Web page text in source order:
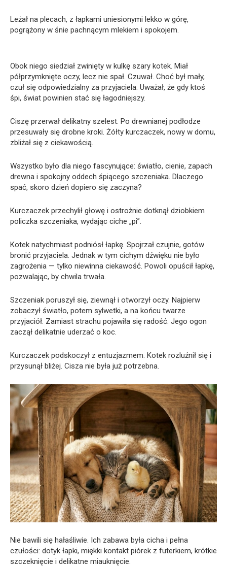
Leżał na plecach, z łapkami uniesionymi lekko w górę,
pogrążony w śnie pachnącym mlekiem i spokojem.
Obok niego siedział zwinięty w kulkę szary kotek. Miał
półprzymknięte oczy, lecz nie spał. Czuwał. Choć był mały,
czuł się odpowiedzialny za przyjaciela. Uważał, że gdy ktoś
śpi, świat powinien stać się łagodniejszy.
Ciszę przerwał delikatny szelest. Po drewnianej podłodze
przesuwały się drobne kroki. Żółty kurczaczek, nowy w domu,
zbliżał się z ciekawością.
Wszystko było dla niego fascynujące: światło, cienie, zapach
drewna i spokojny oddech śpiącego szczeniaka. Dlaczego
spać, skoro dzień dopiero się zaczyna?
Kurczaczek przechylił głowę i ostrożnie dotknął dziobkiem
policzka szczeniaka, wydając ciche „pi”.
Kotek natychmiast podniósł łapkę. Spojrzał czujnie, gotów
bronić przyjaciela. Jednak w tym cichym dźwięku nie było
zagrożenia — tylko niewinna ciekawość. Powoli opuścił łapkę,
pozwalając, by chwila trwała.
Szczeniak poruszył się, ziewnął i otworzył oczy. Najpierw
zobaczył światło, potem sylwetki, a na końcu twarze
przyjaciół. Zamiast strachu pojawiła się radość. Jego ogon
zaczął delikatnie uderzać o koc.
Kurczaczek podskoczył z entuzjazmem. Kotek rozluźnił się i
przysunął bliżej. Cisza nie była już potrzebna.
Nie bawili się hałaśliwie. Ich zabawa była cicha i pełna
czułości: dotyk łapki, miękki kontakt piórek z futerkiem, krótkie
szczeknięcie i delikatne miauknięcie.